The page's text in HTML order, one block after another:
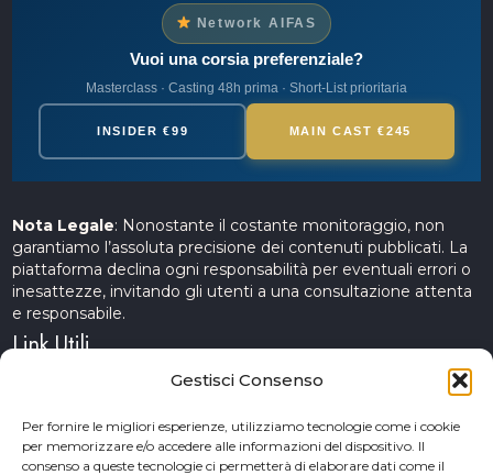
Gestisci Consenso
Per fornire le migliori esperienze, utilizziamo tecnologie come i cookie
per memorizzare e/o accedere alle informazioni del dispositivo. Il
consenso a queste tecnologie ci permetterà di elaborare dati come il
Network AIFAS
Vuoi una corsia preferenziale?
Masterclass · Casting 48h prima · Short-List prioritaria
INSIDER €99 MAIN CAST €245
Nota Legale: Nonostante il costante monitoraggio, non
garantiamo l’assoluta precisione dei contenuti pubblicati. La
piattaforma declina ogni responsabilità per eventuali errori o
inesattezze, invitando gli utenti a una consultazione attenta
e responsabile.
Link Utili
Servizi Cinematografici
CercAttori